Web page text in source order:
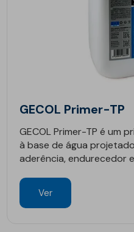
GECOL Primer-TP
GECOL Primer-TP é um
à base de água
aderência, endurecedor
Ver